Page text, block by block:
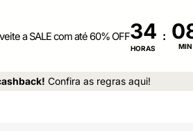
a SALE com até 60% OFF34
HORAS
:
MIN
Confira as regras aqui!